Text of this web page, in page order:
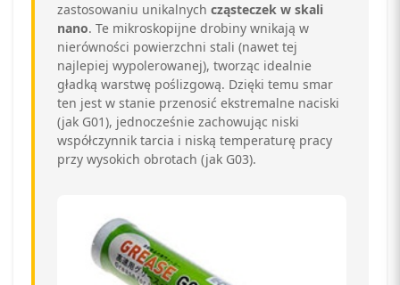
zastosowaniu unikalnych cząsteczek w skali
nano. Te mikroskopijne drobiny wnikają w
nierówności powierzchni stali (nawet tej
najlepiej wypolerowanej), tworząc idealnie
gładką warstwę poślizgową. Dzięki temu smar
ten jest w stanie przenosić ekstremalne naciski
(jak G01), jednocześnie zachowując niski
współczynnik tarcia i niską temperaturę pracy
przy wysokich obrotach (jak G03).